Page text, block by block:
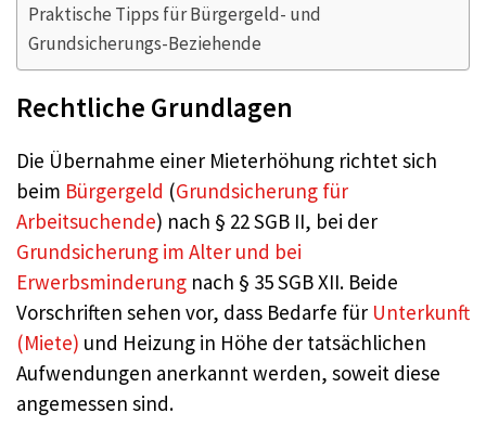
Praktische Tipps für Bürgergeld- und
Grundsicherungs-Beziehende
Rechtliche Grundlagen
Die Übernahme einer Mieterhöhung richtet sich
beim Bürgergeld (Grundsicherung für
Arbeitsuchende) nach § 22 SGB II, bei der
Grundsicherung im Alter und bei
Erwerbsminderung nach § 35 SGB XII. Beide
Vorschriften sehen vor, dass Bedarfe für Unterkunft
(Miete) und Heizung in Höhe der tatsächlichen
Aufwendungen anerkannt werden, soweit diese
angemessen sind.